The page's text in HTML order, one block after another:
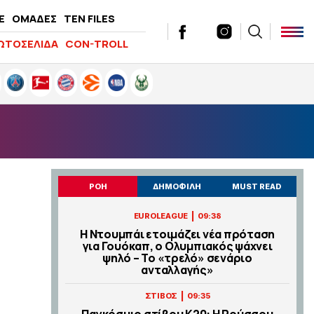
ΟΜΑΔΕΣ TEN FILES
CON-TROLL
ΡΟΗ ΔΗΜΟΦΙΛΗ MUST READ
EUROLEAGUE 09:38
Η Ντουμπάι ετοιμάζει νέα πρόταση
για Γουόκαπ, ο Ολυμπιακός ψάχνει
ψηλό – Το «τρελό» σενάριο
ανταλλαγής»
ΣΤΙΒΟΣ 09:35